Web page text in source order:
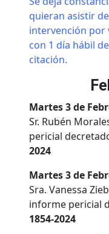
quieran asistir
intervención por
con 1 día hábil
citación.
Martes 3 de
Sr. Rubén
pericial
2024
Martes 3 de
Sra. Vanessa
informe pericial
1854-2024